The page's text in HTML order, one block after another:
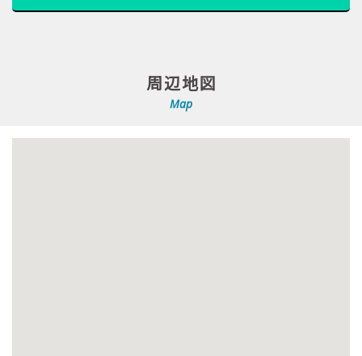
周辺地図
Map